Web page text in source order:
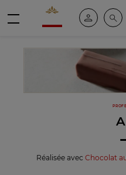
Valrhona - Imaginons le
Espace client
Réalisée avec Chocolat